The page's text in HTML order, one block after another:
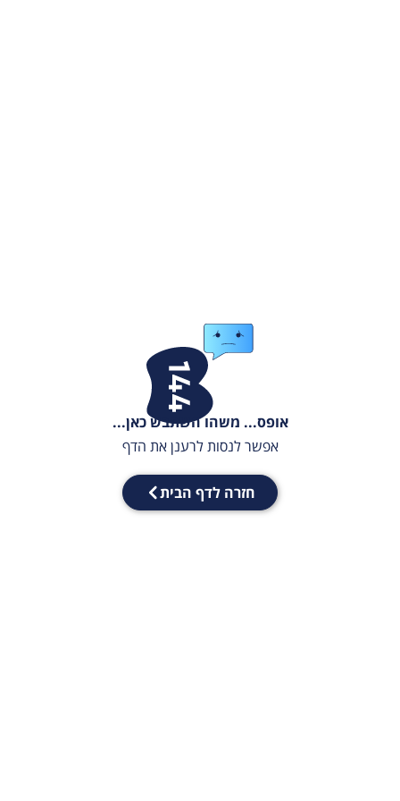
אופס... משהו השתבש כאן...
אפשר לנסות לרענן את הדף
חזרה לדף הבית